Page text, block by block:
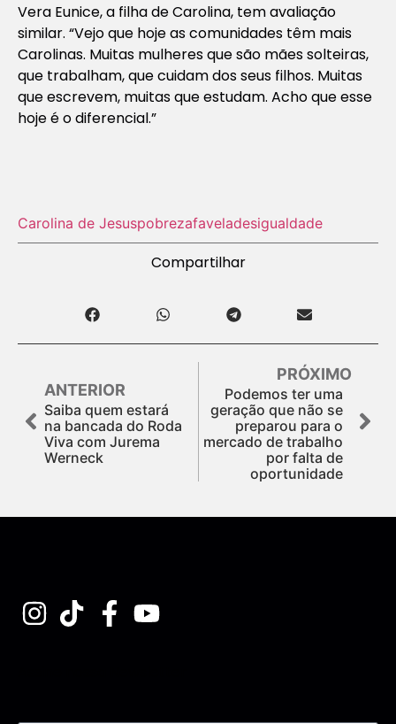
Vera Eunice, a filha de Carolina, tem avaliação
similar. “Vejo que hoje as comunidades têm mais
Carolinas. Muitas mulheres que são mães solteiras,
que trabalham, que cuidam dos seus filhos. Muitas
que escrevem, muitas que estudam. Acho que esse
hoje é o diferencial.”
Carolina de Jesuspobrezafaveladesigualdade
Compartilhar
ANTERIOR
Saiba quem estará
na bancada do Roda
Viva com Jurema
Werneck
PRÓXIMO
Podemos ter uma
geração que não se
preparou para o
mercado de trabalho
por falta de
oportunidade